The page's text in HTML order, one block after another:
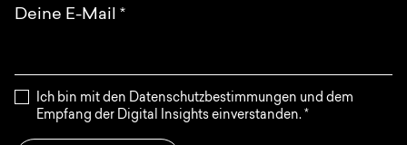
Deine E-Mail *
Ich bin mit den Datenschutzbestimmungen und dem
Empfang der Digital Insights einverstanden. *